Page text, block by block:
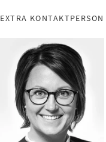
EXTRA KONTAKTPERSON